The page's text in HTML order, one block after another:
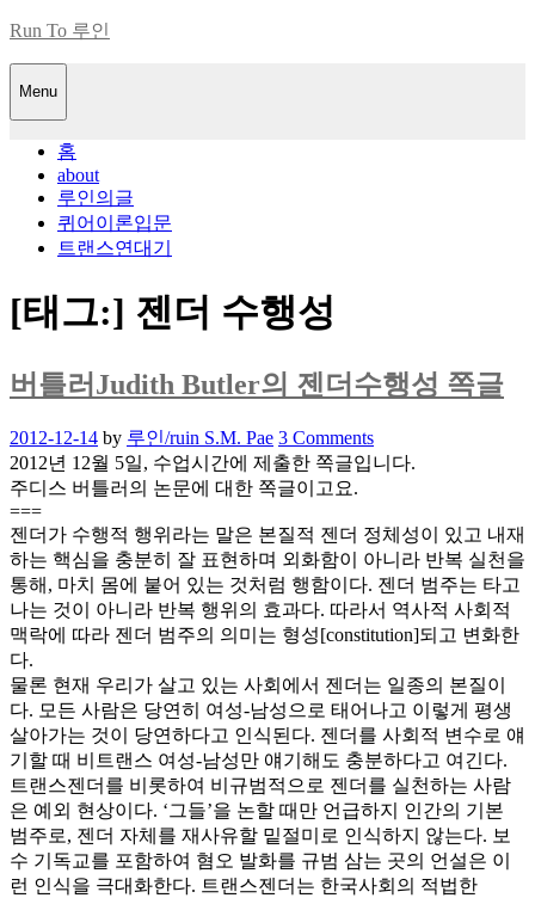
Skip
content
Run To 루인
Menu
홈
about
루인의글
퀴어이론입문
트랜스연대기
[태그:] 젠더 수행성
버틀러Judith Butler의 젠더수행성 쪽글
Posted
on
2012-12-14 by 루인/ruin S.M. Pae 3 Comments
2012년 12월 5일, 수업시간에 제출한 쪽글입니다.
주디스 버틀러의 논문에 대한 쪽글이고요.
===
젠더가 수행적 행위라는 말은 본질적 젠더 정체성이 있고 내재
하는 핵심을 충분히 잘 표현하며 외화함이 아니라 반복 실천을
통해, 마치 몸에 붙어 있는 것처럼 행함이다. 젠더 범주는 타고
나는 것이 아니라 반복 행위의 효과다. 따라서 역사적 사회적
맥락에 따라 젠더 범주의 의미는 형성[constitution]되고 변화한
다.
물론 현재 우리가 살고 있는 사회에서 젠더는 일종의 본질이
다. 모든 사람은 당연히 여성-남성으로 태어나고 이렇게 평생
살아가는 것이 당연하다고 인식된다. 젠더를 사회적 변수로 얘
기할 때 비트랜스 여성-남성만 얘기해도 충분하다고 여긴다.
트랜스젠더를 비롯하여 비규범적으로 젠더를 실천하는 사람
은 예외 현상이다. ‘그들’을 논할 때만 언급하지 인간의 기본
범주로, 젠더 자체를 재사유할 밑절미로 인식하지 않는다. 보
수 기독교를 포함하여 혐오 발화를 규범 삼는 곳의 언설은 이
런 인식을 극대화한다. 트랜스젠더는 한국사회의 적법한